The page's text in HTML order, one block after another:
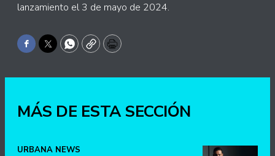
lanzamiento el 3 de mayo de 2024.
Facebook
TwitterWhatsApp
CopyPrint
MÁS DE ESTA SECCIÓN
URBANA NEWS